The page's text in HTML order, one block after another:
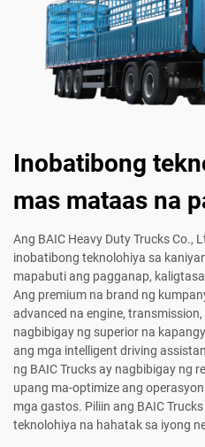
Inobatibong
mas mataas na
Ang BAIC Heavy Duty Trucks Co.,
inobatibong teknolohiya sa
mapabuti ang pagganap,
Ang premium na brand ng
advanced na engine,
nagbibigay ng superior na
ang mga intelligent driving
ng BAIC Trucks ay nagbibigay ng
upang ma-optimize ang
mga gastos. Piliin ang BAIC
teknolohiya na hahatak sa iyong